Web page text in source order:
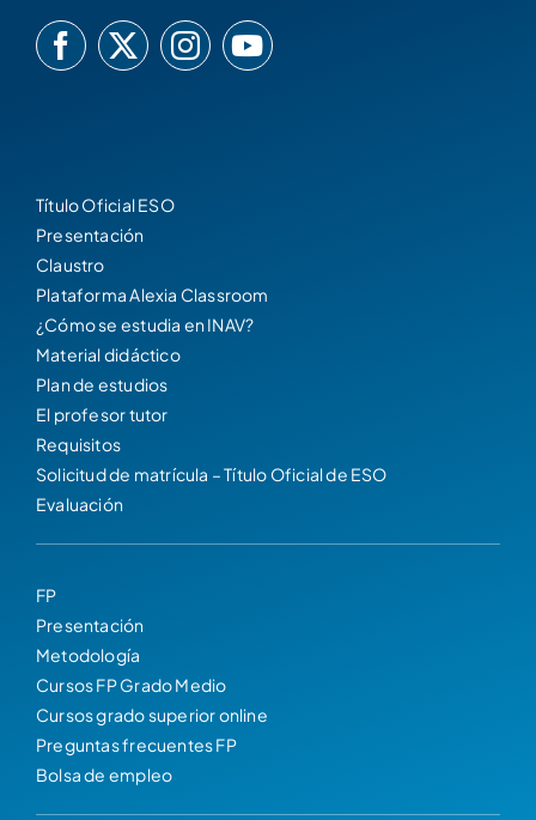
Título Oficial ESO
Presentación
Claustro
Plataforma Alexia Classroom
¿Cómo se estudia en INAV?
Material didáctico
Plan de estudios
El profesor tutor
Requisitos
Solicitud de matrícula – Título Oficial de ESO
Evaluación
FP
Presentación
Metodología
Cursos FP Grado Medio
Cursos grado superior online
Preguntas frecuentes FP
Bolsa de empleo